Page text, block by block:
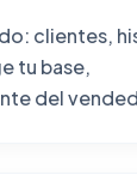
clientes,
tu base,
del